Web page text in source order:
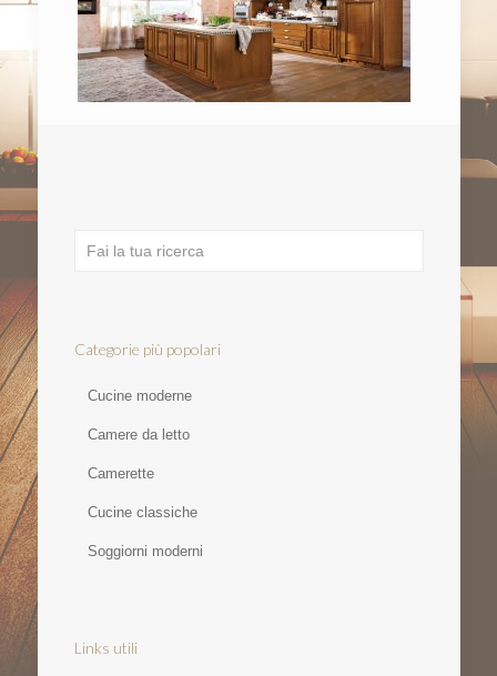
Categorie più popolari
Cucine moderne
Camere da letto
Camerette
Cucine classiche
Soggiorni moderni
Links utili